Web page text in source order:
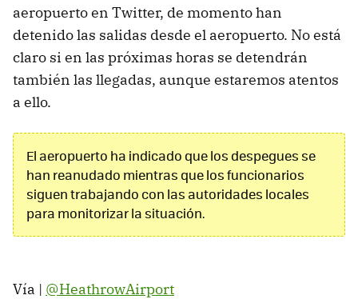
aeropuerto en Twitter, de momento han
detenido las salidas desde el aeropuerto. No está
claro si en las próximas horas se detendrán
también las llegadas, aunque estaremos atentos
a ello.
El aeropuerto ha indicado que los despegues se
han reanudado mientras que los funcionarios
siguen trabajando con las autoridades locales
para monitorizar la situación.
Vía | @HeathrowAirport